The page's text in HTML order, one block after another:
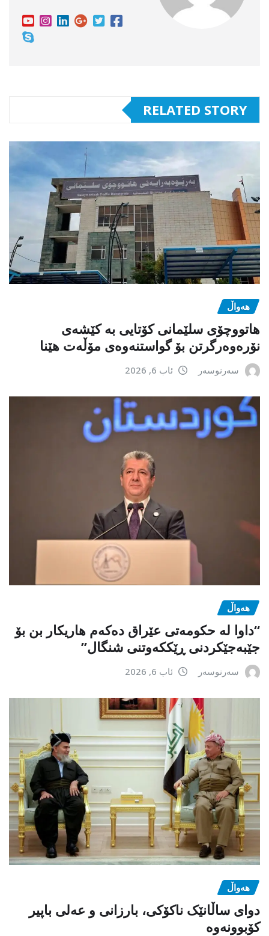
RELATED STORY
هەواڵ
هاتووچۆی سلێمانی کۆتایی بە کێشەی
نۆرەوەرگرتن بۆ گواستنەوەی مۆڵەت هێنا
سەرنوسەر ئاب 6, 2026
هەواڵ
“داوا لە حكومەتی عێراق دەكەم هاریكار بن بۆ
جێبەجێكردنی ڕێككەوتنی شنگال”
سەرنوسەر ئاب 6, 2026
هەواڵ
دوای ساڵانێک ناکۆکی، بارزانی و عەلی باپیر
کۆبوونەوە